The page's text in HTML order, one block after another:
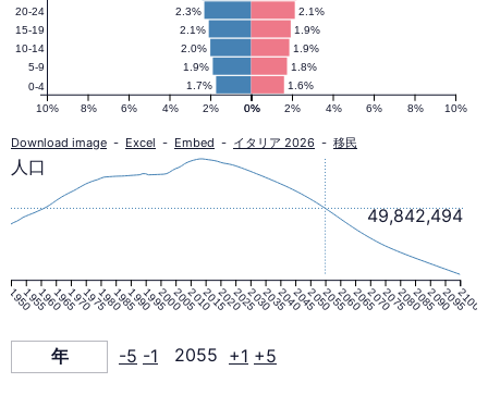
口
ピ
ラ
ミ
ッ
ド
1.6%
1.7%
1.8%
1.9%
1.9%
2.0%
1.9%
2.1%
2.1%
2.3%
0% 2% 4% 6% 8% 10%
10% 8% 6% 4% 2% 0%
0-4
5-9
10-14
15-19
20-24
Download image - Excel - Embed - イタリア 2026 - 移民
1950195519601965197019751980198519901995200020052010201520202025203020352040204520502055206020652070207520802085209020952100
49,842,494
人口
年 -5 -1 2055 +1 +5